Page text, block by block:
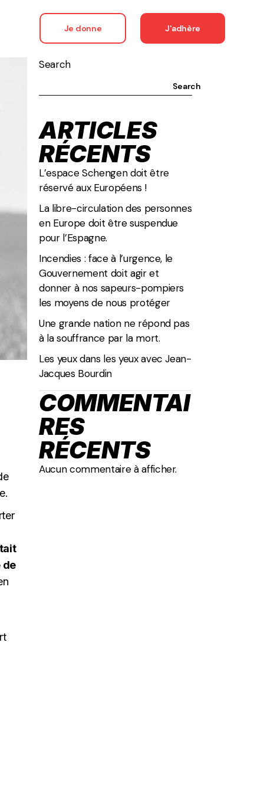
Je donne J'adhère
de
Search
Search
ARTICLES
RÉCENTS
L’espace Schengen doit être
réservé aux Européens !
La libre-circulation des personnes
en Europe doit être suspendue
pour l’Espagne.
Incendies : face à l’urgence, le
Gouvernement doit agir et
donner à nos sapeurs-pompiers
les moyens de nous protéger
Une grande nation ne répond pas
à la souffrance par la mort.
Les yeux dans les yeux avec Jean-
Jacques Bourdin
COMMENTAI
RES
RÉCENTS
Aucun commentaire à afficher.